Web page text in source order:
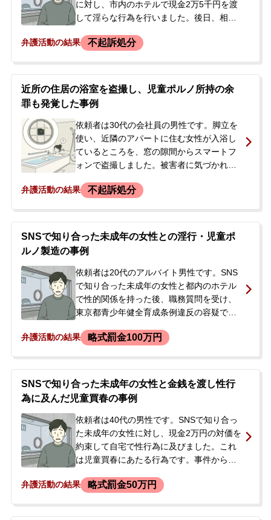
に対し、市内のホテルで現金2万5千円を渡
して淫らな行為を行いました。後日、相手
に本件が発覚し、依頼者は児童買春の容疑
た。会社を長期間休めないので、早期に釈
放してほしい」とのご相談が寄せられまし
た。弁護士がすぐに警察署へ初回接見に向
かい、依頼者本人から事情を聴取した上
で、正式に弁護活動を受任しました。
弁護活動の結果 不起訴処分
近所の住居の浴室を盗撮し、児童ポルノ所持の余
罪も発覚した事例
依頼者は30代の会社員の男性です。脚立を
使い、近隣のアパートに住む女性が入浴し
ているところを、窓の隙間からスマートフ
ォンで盗撮しました。被害者に気づかれた
警察車両が現場付近で検証しているのを目
がどう進むのかについて弁護士に相談し、
弁護士同伴で自首することを決意しまし
た。また、ご相談の中で、自身のパソコン
に児童ポルノ動画を所持している余罪があ
ることも判明しました。
弁護活動の結果 不起訴処分
SNSで知り合った未成年の女性との淫行・児童ポ
ルノ製造の事例
依頼者は20代のアルバイト男性です。SNS
で知り合った未成年の女性と都内のホテル
で性的関係を持った後、職務質問を受け、
東京都青少年健全育成条例違反の容疑で逮
容疑を全面的に認めました。さらに捜査が
条例違反）、うち1名との性行為を撮影した
児童ポルノ製造、その他にも約10名の未成
年の女性との関係や携帯電話への児童ポル
ノのダウンロードなど、多数の余罪が明ら
かになりました。逮捕の連絡を受けた父親
が、状況を把握し今後の対応を相談するた
め、当事務所に初回接見を依頼されまし
弁護活動の結果 略式罰金100万円
SNSで知り合った未成年の女性と金銭を渡し性行
為に及んだ児童買春の事例
依頼者は40代の男性です。SNSで知り合っ
た未成年の女性に対し、現金2万円の対価を
約束して自宅で性行為に及びました。これ
は児童買春にあたる行為です。事件から約7
た。依頼者には前歴があり、以前にも当事
弁護活動の結果 略式罰金50万円